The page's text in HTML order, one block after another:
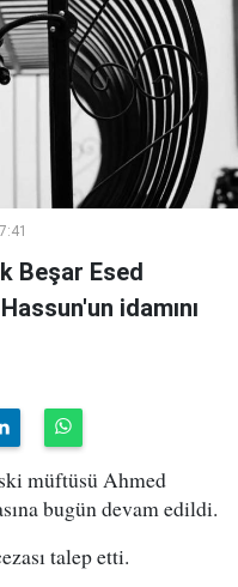
Beşar Esed
idamını
müftüsü Ahmed
bugün devam edildi.
talep etti.